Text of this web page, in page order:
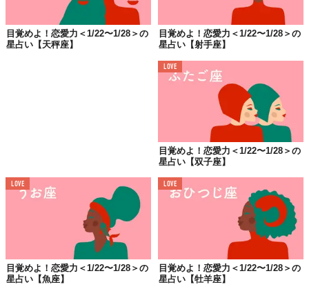
お心添えはこちらの方から
る強運！美女になる方法』（文藝春秋社刊）。『VOGUE
JAPAN』WEBサイトにて「元ホステス・藤島佑雪が教え
る開運↑美女になる方法」、『an・an web』にてお悩み相
談「クラブ佑雪」連載中。「coconala」にてメールでの鑑
定が大人気！Clubhouseでもときどきルームやってます。
LINE占い（アプリをダウンロードしてね！）もやってま
から。
Clubhouse: ＠yousetsu
Instagram：yousetsu.fujishima
🔯 意中のアノ人の今週は？
iStock.com/art-skvortsova
TABI LABO
この世界は、もっと広いはずだ。
目覚めよ！恋愛力＜1/22〜1/28＞の
星占い【天秤座】
目覚めよ！恋愛力＜1/22〜1/28＞の
星占い【射手座】
LOVE
目覚めよ！恋愛力＜1/22〜1/28＞の
星占い【双子座】
LOVE
目覚めよ！恋愛力＜1/22〜1/28＞の
星占い【魚座】
LOVE
目覚めよ！恋愛力＜1/22〜1/28＞の
星占い【牡羊座】